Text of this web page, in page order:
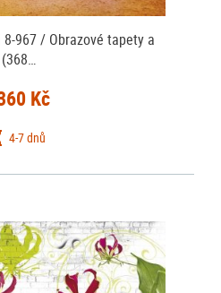
967 / Obrazové tapety a
Kč
4-7 dnů